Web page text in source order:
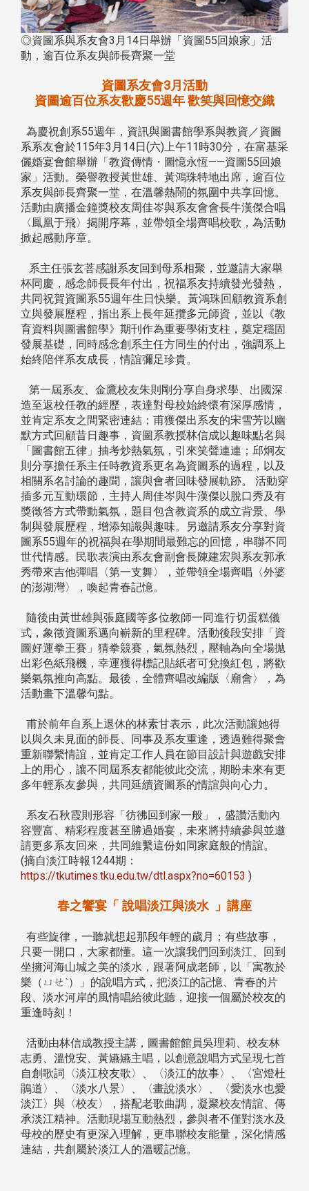
◎資圖系與系友會3月14日舉辦「資圖55回娘家」活
動，逾百位系友與師長齊聚一堂
資圖系友會3月活動
資圖逾百位系友歡慶55週年 歡笑與回憶交織
為慶祝創系55週年，資訊與圖書館學系與教資／資圖
系系友會於115年3月14日(六)上午11時30分，在富基采
儷婚宴會館舉辦「教資傳情・圖憶永恆——資圖55回娘
家」活動。榮譽教授黃世雄、黃鴻珠特地出席，逾百位
系友與師長齊聚一堂，在溫馨熱鬧的氛圍中共享回憶。
活動由廣播金鐘獎校友周佳岑與系友會會長牛漢傑合唱
〈鳳凰于飛〉揭開序幕，並帶領全場齊唱校歌，為活動
掀起感動序章。
系主任張玄菩感謝系友回到母系相聚，並邀請大家舉
杯同慶，感念師長長年付出，祝福系友持續發光發熱，
共同祝賀資圖系55週年生日快樂。黃鴻珠回顧教資系創
立與發展歷程，指出系上長年延攬多元師資，並以《教
育資料與圖書館學》期刊作為重要學術支柱，奠定穩固
發展基礎，同時感念創系主任方同生的付出，強調系上
始終陪伴系友成長，情誼彌足珍貴。
第一屆系友、金鷹校友朱則剛分享自身求學、出國深
造至返校任教的經歷，表達對母校始終懷有深厚感情，
並肯定系友之間緊密連結；甫獲傑出系友的宋雪芳以幽
默方式回顧昔日趣事，資圖系教授林信成以趣味點名與
「圖書館五律」抽考炒熱氣氛，引來笑聲連連；邱炯友
則分享擔任系主任時教資系更名為資圖系的過程，以及
相關系名討論的趣聞，讓與會者回味發展軌跡。 活動穿
插多元互動環節，主持人周佳岑與牛漢傑以脫口秀及有
獎徵答方式帶動氣氛，題目包含教資系的成立背景、學
制與發展歷程，增添知識與趣味。另邀請系友分享對資
圖系55週年的祝福與在學期間最難忘的回憶，串聯不同
世代情感。民歌表演由系友會副會長陳建宏與系友郭承
秀帶來吉他彈唱〈第一支舞〉，並帶領全場齊唱〈外婆
的澎湖灣〉，喚起青春記憶。
隨後由黃世雄與張庭國等多位教師一同進行切蛋糕儀
式，象徵資圖系邁向嶄新的里程碑。活動後段安排「資
圖好運拳王賽」猜拳競賽，氣氛熱烈，壓軸為向全場拋
出彩色紙飛機，幸運獲得標記貼紙者可兌換紅包，將歡
樂氣氛推向高點。最後，全體齊唱改編版〈廟會〉，為
活動畫下溫馨句點。
甫於前年自系上退休的林素甘表示，此次活動讓她得
以與久未見面的師長、同事及系友重逢，透過難得聚會
重新聯繫情誼，並肯定工作人員在節目設計與遊戲安排
上的用心，讓不同屆系友都能彼此交流，期盼未來有更
多年輕系友參與，共同延續資圖系的情誼與向心力。
系友石秋霞則形容「彷彿回到家一般」，盛讚活動內
容豐富、精彩程度甚至勝過婚宴，未來將持續參與並邀
請更多系友回來，共同維繫這份如同家庭般的情誼。
(摘自淡江時報1244期：
https://tkutimes.tku.edu.tw/dtl.aspx?no=60153 )
春之饗宴「 說唱淡江與淡水 」講座
有些旋律，一聽就想起那段年輕的歲月；有些故事，
只要一開口，大家都懂。這一次讓我們回到淡江、回到
坐擁河海山城之美的淡水，跟著阿成老師，以「寓教於
樂（ㄩㄝˋ）」的說唱方式，把淡江的記憶、青春的片
段、淡水河岸的風情唱給彼此聽，迎接一個屬於校友的
重逢時刻！
活動由林信成教授主講，圖書館館員吳理莉、校友林
志勇、溫悅安、黃嬿嬿主唱，以創意說唱方式呈現七首
自創歌詞〈淡江校友歌〉、〈淡江的故事〉、〈宮燈杜
鵑道〉、〈淡水八景〉、〈畫說淡水〉、〈愛淡水也愛
淡江〉與〈校友〉，搭配老歌曲調，凝聚校友情誼、傳
承淡江精神。活動現場互動熱烈，參與者不僅對淡水及
母校的歷史有更深入理解，更串聯校友能量，深化情感
連結，共創屬於淡江人的溫暖記憶。